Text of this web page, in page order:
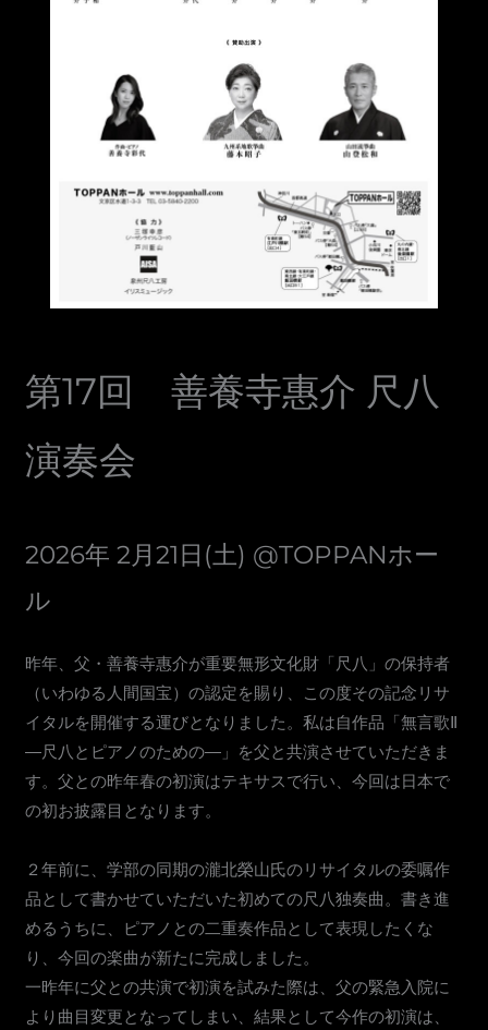
第17回 善養寺惠介 尺八
演奏会
2026年 2月21日(土) @TOPPANホー
ル
昨年、父・善養寺惠介が重要無形文化財「尺八」の保持者
（いわゆる人間国宝）の認定を賜り、この度その記念リサ
イタルを開催する運びとなりました。私は自作品「無言歌Ⅱ
―尺八とピアノのための―」を父と共演させていただきま
す。父との昨年春の初演はテキサスで行い、今回は日本で
の初お披露目となります。
２年前に、学部の同期の瀧北榮山氏のリサイタルの委嘱作
品として書かせていただいた初めての尺八独奏曲。書き進
めるうちに、ピアノとの二重奏作品として表現したくな
り、今回の楽曲が新たに完成しました。
一昨年に父との共演で初演を試みた際は、父の緊急入院に
より曲目変更となってしまい、結果として今作の初演は、